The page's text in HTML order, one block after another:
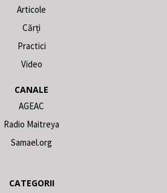
Articole
Cărți
Practici
Video
CANALE
AGEAC
Radio Maitreya
Samael.org
CATEGORII